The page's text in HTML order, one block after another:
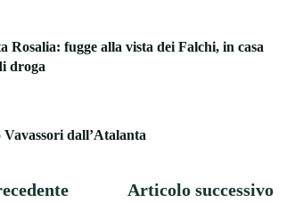
Rosalia: fugge alla vista dei Falchi, in casa
droga
Vavassori dall’Atalanta
Articolo successivo